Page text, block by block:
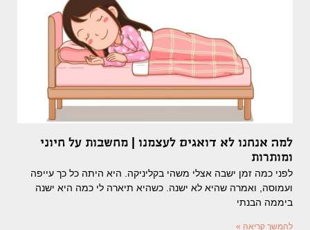
למה אנחנו לא דואגים לעצמנו | מחשבות על חיוני
ומותרות
לפני כמה זמן ישבה אצלי משהי בקליניקה. היא היתה כל כך עייפה
ועמוסה, ואמרה שהיא לא ישנה. כשהיא תיארה לי כמה היא ישנה
ביממה הבנתי
להמשך קריאה »